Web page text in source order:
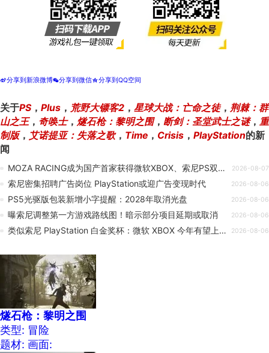
t分享到新浪微博w分享到微信z分享到QQ空间
关于PS， Plus ， 荒野大镖客2 ， 星球大战：亡命之徒， 荆棘：群
山之王， 奇唤士， 燧石枪：黎明之围， 断剑：圣堂武士之谜， 重
制版， 艾诺提亚：失落之歌， Time ， Crisis ， PlayStation的新
闻
MOZA RACING成为国产首家获得微软XBOX、索尼PS双主机官方授权模拟器品牌 2026-08-07
索尼密集招聘广告岗位 PlayStation或迎广告变现时代 2026-08-06
PS5光驱版包装新增小字提醒：2028年取消光盘 2026-08-06
曝索尼调整第一方游戏路线图！暗示部分项目延期或取消 2026-08-06
类似索尼 PlayStation 白金奖杯：微软 XBOX 今年有望上线全成就奖励 2026-08-06
燧石枪：黎明之围
类型: 冒险
题材: 画面: